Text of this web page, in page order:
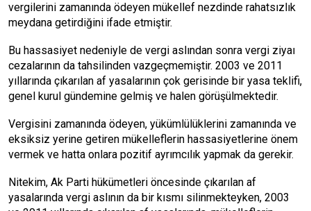
vergilerini zamanında ödeyen mükellef nezdinde rahatsızlık
meydana getirdiğini ifade etmiştir.
Bu hassasiyet nedeniyle de vergi aslından sonra vergi ziyaı
cezalarının da tahsilinden vazgeçmemiştir. 2003 ve 2011
yıllarında çıkarılan af yasalarının çok gerisinde bir yasa teklifi,
genel kurul gündemine gelmiş ve halen görüşülmektedir.
Vergisini zamanında ödeyen, yükümlülüklerini zamanında ve
eksiksiz yerine getiren mükelleflerin hassasiyetlerine önem
vermek ve hatta onlara pozitif ayrımcılık yapmak da gerekir.
Nitekim, Ak Parti hükümetleri öncesinde çıkarılan af
yasalarında vergi aslının da bir kısmı silinmekteyken, 2003